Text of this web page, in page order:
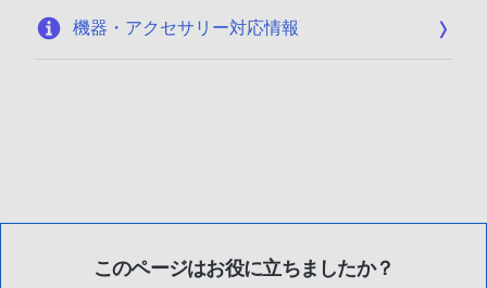
機器・アクセサリー対応情報
このページはお役に立ちましたか？